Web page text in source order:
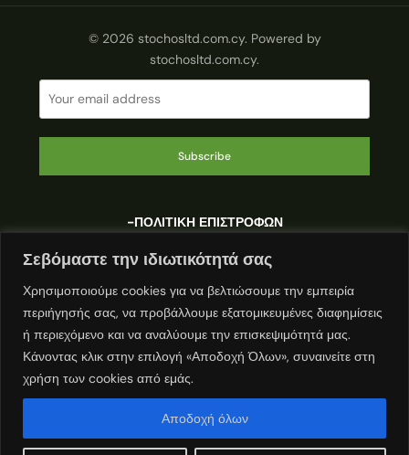
Σεβόμαστε την ιδιωτικότητά σας
Χρησιμοποιούμε cookies για να βελτιώσουμε την εμπειρία
περιήγησής σας, να προβάλλουμε εξατομικευμένες διαφημίσεις
ή περιεχόμενο και να αναλύουμε την επισκεψιμότητά μας.
Κάνοντας κλικ στην επιλογή «Αποδοχή Όλων», συναινείτε στη
χρήση των cookies από εμάς.
Αποδοχή όλων
© 2026 stochosltd.com.cy. Powered by
stochosltd.com.cy.
Subscribe
-ΠΟΛΙΤΙΚΗ ΕΠΙΣΤΡΟΦΩΝ
- ΠΟΛΙΤΙΚΗ ΜΕΤΑΦΟΡΙΚΩΝ
-ΟΡΟΙ ΚΑΙ ΠΡΟΥΠΟΘΕΣΕΙΣ